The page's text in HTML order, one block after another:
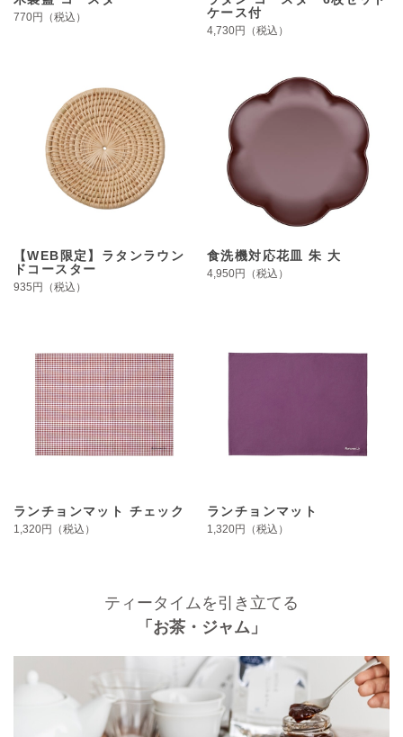
770円（税込）
ケース付
4,730円（税込）
【WEB限定】ラタンラウン
ドコースター
935円（税込）
食洗機対応花皿 朱 大
4,950円（税込）
ランチョンマット チェック
1,320円（税込）
ランチョンマット
1,320円（税込）
ティータイムを引き立てる
「お茶・ジャム」